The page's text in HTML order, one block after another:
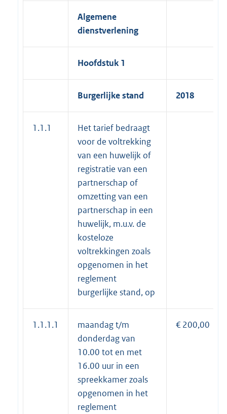
Algemene
dienstverlening
Hoofdstuk 1
Burgerlijke stand 2018
1.1.1
Het tarief bedraagt
voor de voltrekking
van een huwelijk of
registratie van een
partnerschap of
omzetting van een
partnerschap in een
huwelijk, m.u.v. de
kosteloze
voltrekkingen zoals
opgenomen in het
reglement
burgerlijke stand, op
1.1.1.1
maandag t/m
donderdag van
10.00 tot en met
16.00 uur in een
spreekkamer zoals
opgenomen in het
reglement
€ 200,00